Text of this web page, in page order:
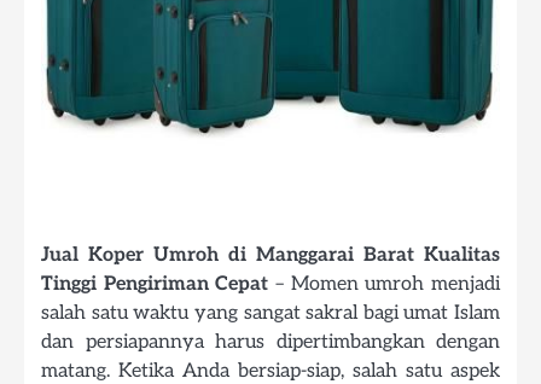
Jual Koper Umroh di Manggarai Barat Kualitas
Tinggi Pengiriman Cepat – Momen umroh menjadi
salah satu waktu yang sangat sakral bagi umat Islam
dan persiapannya harus dipertimbangkan dengan
matang. Ketika Anda bersiap-siap, salah satu aspek